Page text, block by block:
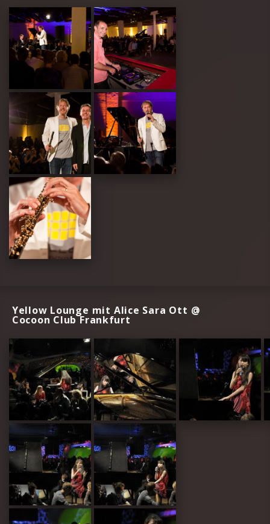
Yellow Lounge mit Alice Sara Ott @
Cocoon Club Frankfurt